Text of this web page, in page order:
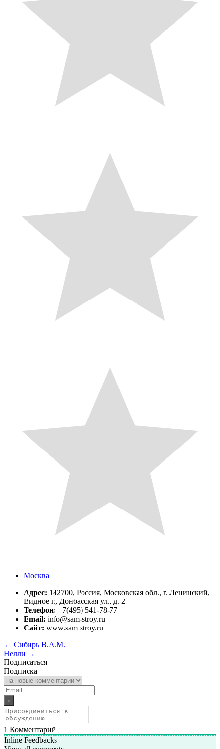
Москва
Адрес: 142700, Россия, Московская обл., г. Ленинский,
Видное г., Донбасская ул., д. 2
Телефон: +7(495) 541-78-77
Email: info@sam-stroy.ru
Сайт: www.sam-stroy.ru
← Сибирь В.А.М.
Нелли →
Подписаться
Подписка
1 Комментарий
Inline Feedbacks